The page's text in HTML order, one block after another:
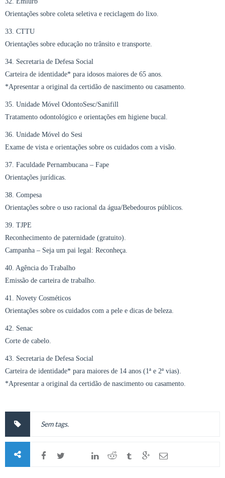
Orientações sobre coleta seletiva e reciclagem do lixo.
33. CTTU
Orientações sobre educação no trânsito e transporte.
34. Secretaria de Defesa Social
Carteira de identidade* para idosos maiores de 65 anos.
*Apresentar a original da certidão de nascimento ou casamento.
35. Unidade Móvel OdontoSesc/Sanifill
Tratamento odontológico e orientações em higiene bucal.
36. Unidade Móvel do Sesi
Exame de vista e orientações sobre os cuidados com a visão.
37. Faculdade Pernambucana – Fape
Orientações jurídicas.
38. Compesa
Orientações sobre o uso racional da água/Bebedouros públicos.
39. TJPE
Reconhecimento de paternidade (gratuito).
Campanha – Seja um pai legal: Reconheça.
40. Agência do Trabalho
Emissão de carteira de trabalho.
41. Novety Cosméticos
Orientações sobre os cuidados com a pele e dicas de beleza.
42. Senac
Corte de cabelo.
43. Secretaria de Defesa Social
Carteira de identidade* para maiores de 14 anos (1ª e 2ª vias).
*Apresentar a original da certidão de nascimento ou casamento.
Sem tags.